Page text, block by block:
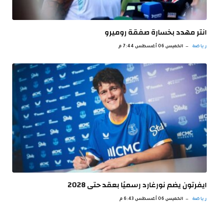
انتر مهدد بخسارة صفقة روميرو
رياضة الخميس 06 أغسطس 7:44 م
ايفرتون يضم نورغارد رسميًا بعقد حتى 2028
رياضة الخميس 06 أغسطس 6:43 م